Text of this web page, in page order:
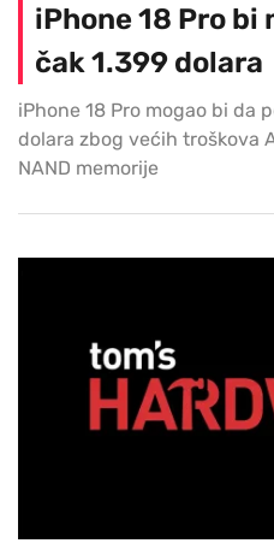
iPhone 18 Pro bi
čak 1.399 dolara
iPhone 18 Pro mogao bi da
dolara zbog većih troškova
NAND memorije